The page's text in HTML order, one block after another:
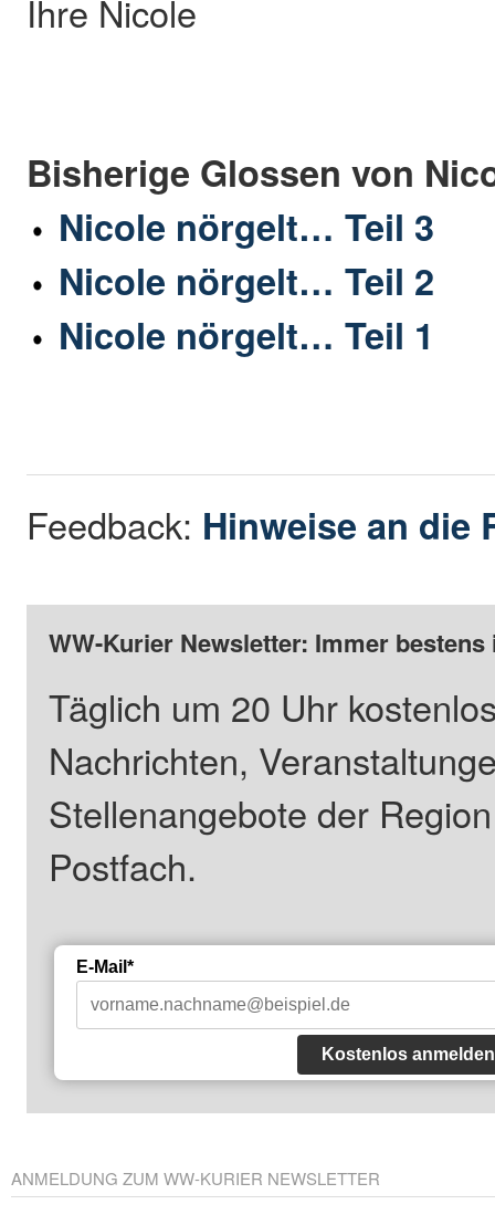
Ihre Nicole
Bisherige Glossen von
Nicole nörgelt… Teil 3
Nicole nörgelt… Teil 2
Nicole nörgelt… Teil 1
Feedback: Hinweise an die
WW-Kurier Newsletter: Immer
Täglich um 20 Uhr
Nachrichten,
Stellenangebote der
Postfach.
E-Mail*
Kostenlos anmelden
ANMELDUNG ZUM WW-KURIER NEWSLETTER